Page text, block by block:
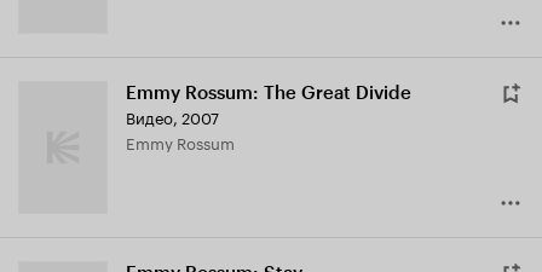
Emmy Rossum: The Great Divide
Видео, 2007
Emmy Rossum